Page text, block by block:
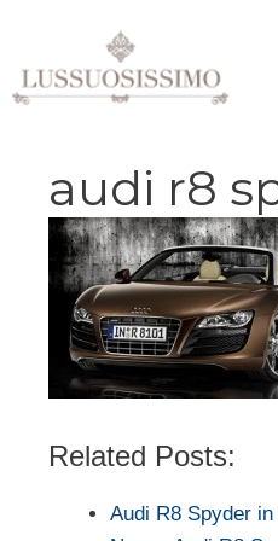
contenuto
audi r8
Related Posts:
Audi R8 Spyder